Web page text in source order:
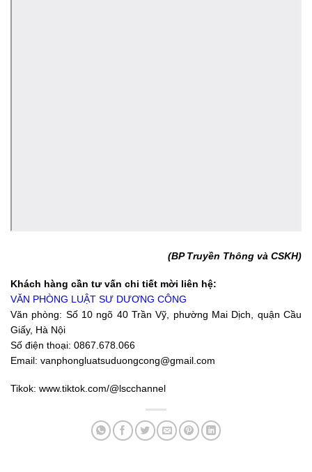
(BP Truyền Thông và CSKH)
Khách hàng cần tư vấn chi tiết mời liên hệ:
VĂN PHÒNG LUẬT SƯ DƯƠNG CÔNG
Văn phòng: Số 10 ngõ 40 Trần Vỹ, phường Mai Dịch, quận Cầu
Giấy, Hà Nội
Số điện thoại: 0867.678.066
Email: vanphongluatsuduongcong@gmail.com
Tikok: www.tiktok.com/@lscchannel